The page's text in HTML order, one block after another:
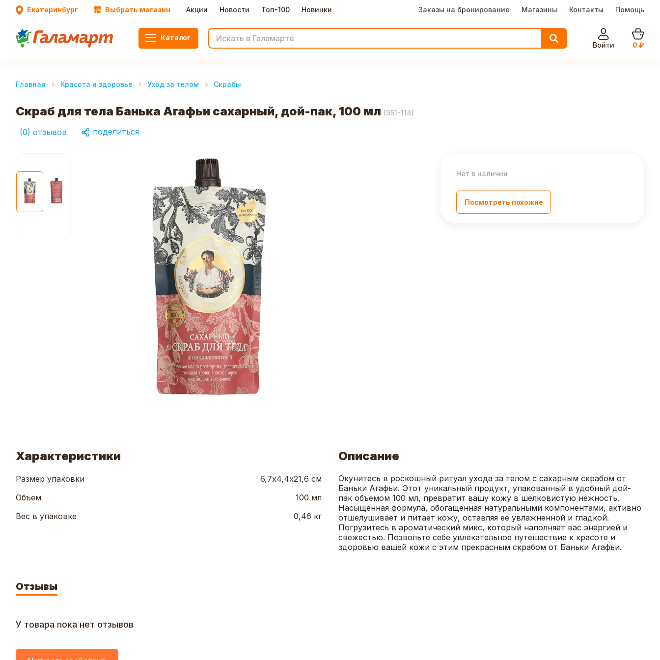
Екатеринбург Выбрать магазин Акции Новости Топ-100 Новинки Заказы на бронирование Магазины Контакты Помощь
Каталог
Войти
0 ₽
Главная Красота и здоровье Уход за телом Скрабы
Скраб для тела Банька Агафьи сахарный, дой-пак, 100 мл (951-114)
(0) отзывов поделиться
Нет в наличии
Посмотреть похожие
Характеристики
Размер упаковки
6,7х4,4х21,6 см
Объем
100 мл
Вес в упаковке
0,46 кг
Описание
Окунитесь в роскошный ритуал ухода за телом с сахарным скрабом от
Баньки Агафьи. Этот уникальный продукт, упакованный в удобный дой-
пак объемом 100 мл, превратит вашу кожу в шелковистую нежность.
Насыщенная формула, обогащенная натуральными компонентами, активно
отшелушивает и питает кожу, оставляя ее увлажненной и гладкой.
Погрузитесь в ароматический микс, который наполняет вас энергией и
свежестью. Позвольте себе увлекательное путешествие к красоте и
здоровью вашей кожи с этим прекрасным скрабом от Баньки Агафьи.
Отзывы
У товара пока нет отзывов